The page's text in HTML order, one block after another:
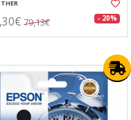
79,13€ - 20%